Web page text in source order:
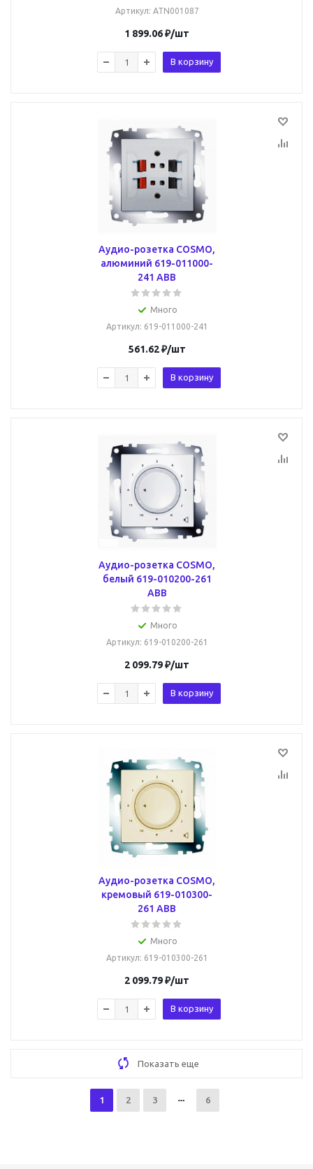
Артикул: ATN001087
1 899.06₽/шт
В корзину
Аудио-розетка COSMO,
алюминий 619-011000-
241 ABB
Много
Артикул: 619-011000-241
561.62₽/шт
В корзину
Аудио-розетка COSMO,
белый 619-010200-261
ABB
Много
Артикул: 619-010200-261
2 099.79₽/шт
В корзину
Аудио-розетка COSMO,
кремовый 619-010300-
261 ABB
Много
Артикул: 619-010300-261
2 099.79₽/шт
В корзину
Показать еще
1 2 3 6